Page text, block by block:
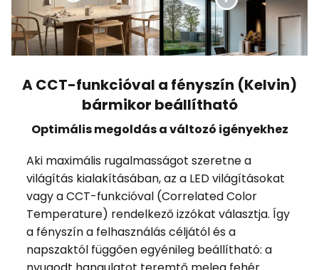
A CCT-funkcióval a fényszín (Kelvin)
bármikor beállítható
Optimális megoldás a változó igényekhez
Aki maximális rugalmasságot szeretne a
világítás kialakításában, az a LED világításokat
vagy a CCT-funkcióval (Correlated Color
Temperature) rendelkező izzókat választja. Így
a fényszín a felhasználás céljától és a
napszaktól függően egyénileg beállítható: a